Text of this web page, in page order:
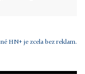
HN+ je zcela bez reklam.